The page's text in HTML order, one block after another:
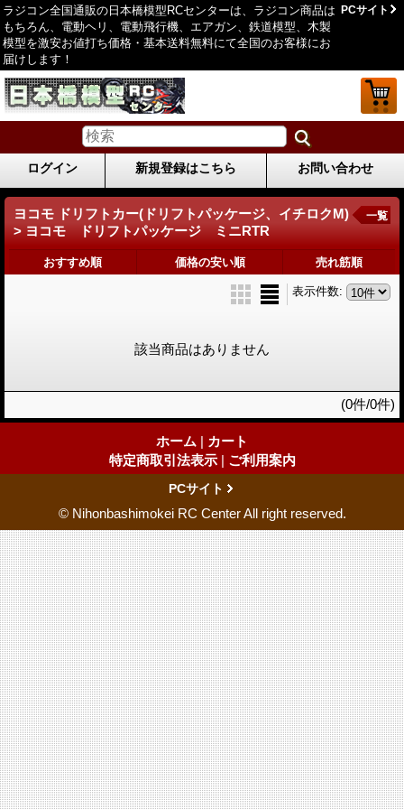
ラジコン全国通販の日本橋模型RCセンターは、ラジコン商品は
もちろん、電動ヘリ、電動飛行機、エアガン、鉄道模型、木製
模型を激安お値打ち価格・基本送料無料にて全国のお客様にお
届けします！
PCサイト
ログイン 新規登録はこちら お問い合わせ
ヨコモ ドリフトカー(ドリフトパッケージ、イチロクM)
> ヨコモ ドリフトパッケージ ミニRTR
一覧
おすすめ順 価格の安い順 売れ筋順
表示件数:
該当商品はありません
(0件/0件)
ホーム | カート
特定商取引法表示 | ご利用案内
PCサイト
© Nihonbashimokei RC Center All right reserved.